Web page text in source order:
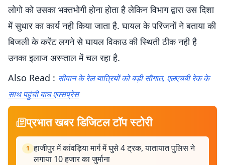
लोगो को उसका भक्तभोगी होना होता है लेकिन विभाग द्वारा उस दिशा
में सुधार का कार्य नही किया जाता है. घायल के परिजनों ने बताया की
बिजली के करेंट लगने से घायल विकाउ की स्थिती ठीक नही है
उनका इलाज अस्प्ताल में चल रहा है.
Also Read : सीवान के रेल यात्रियों को बड़ी सौगात, एलएचबी रेक के
साथ पहुंची बाघ एक्सप्रेस
प्रभात खबर डिजिटल टॉप स्टोरी
1 हाजीपुर में कांवड़िया मार्ग में घुसे 4 ट्रक, यातायात पुलिस ने
लगाया 10 हजार का जुर्माना